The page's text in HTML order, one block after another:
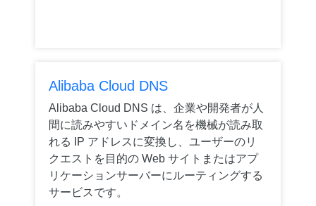
Alibaba Cloud DNS
Alibaba Cloud DNS は、企業や開発者が人
間に読みやすいドメイン名を機械が読み取
れる IP アドレスに変換し、ユーザーのリ
クエストを目的の Web サイトまたはアプ
リケーションサーバーにルーティングする
サービスです。